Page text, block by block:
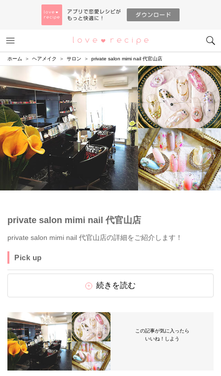
恋愛レシピ
ホーム ヘアメイク サロン private salon mimi nail 代官山店
private salon mimi nail 代官山店
private salon mimi nail 代官山店の詳細をご紹介します！
Pick up
続きを読む
この記事が気に入ったら
いいね！しよう